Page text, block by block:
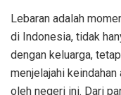
Lebaran adalah
di Indonesia, tidak
dengan keluarga,
menjelajahi
oleh negeri ini. Dari